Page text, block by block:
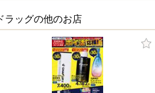
ラッグの他のお店